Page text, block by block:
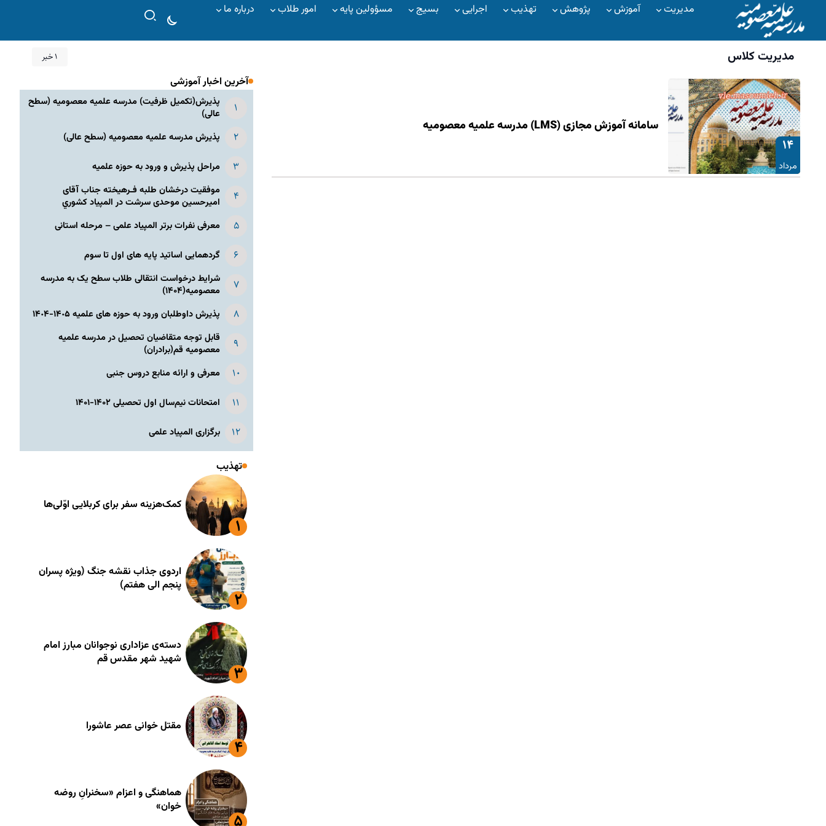
مدیریت آموزش پژوهش تهذیب اجرایی بسیج مسؤولین پایه امور طلاب درباره ما
مدیریت کلاس ۱ خبر
۱۴
مرداد
سامانه آموزش مجازی (LMS) مدرسه علمیه معصومیه
آخرین اخبار آموزشی
پذیرش(تکمیل ظرفیت) مدرسه علمیه معصومیه‌ (سطح
عالی)
پذیرش مدرسه علمیه معصومیه‌ (سطح عالی)
مراحل پذیرش و ورود به حوزه علمیه
موفقیت درخشان طلبه فـرهیخته جناب آقای
امیرحسین موحدی سرشت در المپياد كشوري
معرفی نفرات برتر المپیاد علمی – مرحله استانی
گردهمایی اساتید پایه های اول تا سوم
شرایط درخواست انتقالی طلاب سطح یک به مدرسه
معصومیه(۱۴۰۴)
پذیرش داوطلبان ورود به حوزه های علمیه ١۴٠۵-١۴٠۴
قابل توجه متقاضیان تحصیل در مدرسه علمیه
معصومیه قم(برادران)
معرفی و ارائه منابع دروس جنبی
امتحانات نیم‌سال اول تحصیلی ۱۴۰۲-۱۴۰۱
برگزاری المپیاد علمی
تهذیب
کمک‌هزینه سفر برای کربلایی اوّلی‌ها
اردوی جذاب نقشه جنگ (ویژه پسران
پنجم الی هفتم)
دسته‌ی عزاداری نوجوانان مبارز امام
شهید شهر مقدس قم
مقتل خوانی عصر عاشورا
هماهنگی و اعزام «سخنرانِ روضه
خوان»